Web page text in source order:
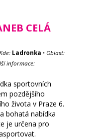
CELÁ
Ladronka • Oblast:
informace:
sportovních
pozdějšího
života v Praze 6.
bohatá nabídka
je určena pro